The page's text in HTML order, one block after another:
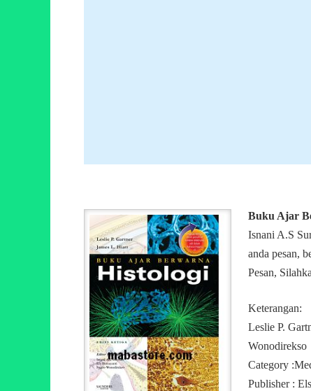
Buku Ajar
Isnani A.S
anda pesan,
Pesan,
Keterangan:
Leslie P.
Wonodirekso
Category
Publisher :